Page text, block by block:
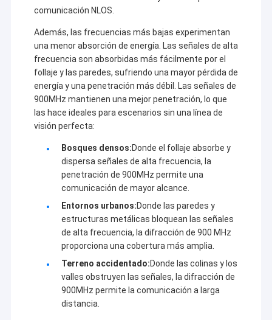
comunicación NLOS.
Además, las frecuencias más bajas experimentan
una menor absorción de energía. Las señales de alta
frecuencia son absorbidas más fácilmente por el
follaje y las paredes, sufriendo una mayor pérdida de
energía y una penetración más débil. Las señales de
900MHz mantienen una mejor penetración, lo que
las hace ideales para escenarios sin una línea de
visión perfecta:
Bosques densos:Donde el follaje absorbe y
dispersa señales de alta frecuencia, la
penetración de 900MHz permite una
comunicación de mayor alcance.
Entornos urbanos:Donde las paredes y
estructuras metálicas bloquean las señales
de alta frecuencia, la difracción de 900 MHz
proporciona una cobertura más amplia.
Terreno accidentado:Donde las colinas y los
valles obstruyen las señales, la difracción de
900MHz permite la comunicación a larga
distancia.
carbón/ferrocarril/transporte, iluminación de
meteorológicas/protección del medio ambiente,
control de la adquisición de datos y GPS, topografía,
finanzas, metalurgia/industria química y
automatización del control de procesos
industriales,redes Ethernet inalámbricas industriales,
transmisión de vídeo a larga distancia, drones/nave
no tripulada/vehículo no tripulado y el enlace de datos
inalámbricos de múltiples vías que controla el robot.